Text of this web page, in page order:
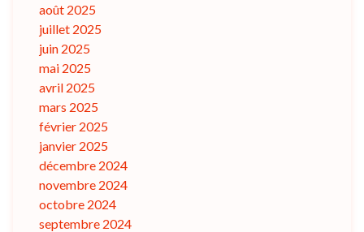
août 2025
juillet 2025
juin 2025
mai 2025
avril 2025
mars 2025
février 2025
janvier 2025
décembre 2024
novembre 2024
octobre 2024
septembre 2024